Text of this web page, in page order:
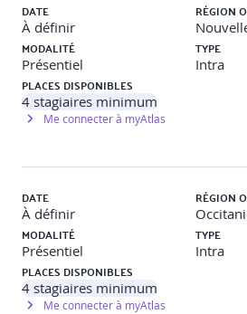
définir des politiques, contrôles
positionner l’autorité de prise
Rôle risque, de la gouvernance
conformité
les risques
la gestion des risques
la matrice de criticité des
Impact de la gouvernance dans DPI :
DATE
À définir
RÉGION
MODALITÉ
Présentiel
TYPE
Intra
PLACES DISPONIBLES
4 stagiaires minimum
Me connecter à myAtlas
DATE
À définir
RÉGION
MODALITÉ
Présentiel
TYPE
Intra
PLACES DISPONIBLES
4 stagiaires minimum
Me connecter à myAtlas